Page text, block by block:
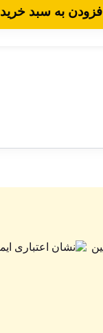
افزودن به سبد خرید